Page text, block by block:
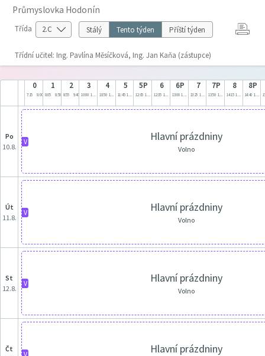
Průmyslovka Hodonín
Třída Stálý Tento týden Příští týden
Třídní učitel: Ing. Pavlína Měsíčková, Ing. Jan Kaňa (zástupce)
0
7:15 8:00
1
8:05 8:50
2
8:55 9:40
3
10:00 10:45
4
10:50 11:35
5
11:45 12:30
5P
12:05 12:50
6
12:35 13:20
6P
13:00 13:45
7
13:25 14:10
7P
13:50 14:35
8
14:15 15:00
8P
14:40 15:25
po
10.8.
V Hlavní prázdniny
Volno
út
11.8.
V Hlavní prázdniny
Volno
st
12.8.
V Hlavní prázdniny
Volno
čt
V Hlavní prázdniny